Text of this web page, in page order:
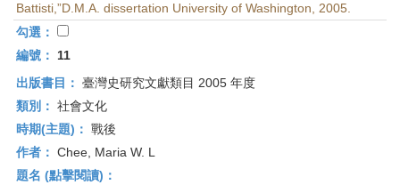
Battisti,”D.M.A. dissertation University of Washington, 2005.
勾選：
編號：
11
出版書目： 臺灣史研究文獻類目 2005 年度
類別： 社會文化
時期(主題)： 戰後
作者： Chee, Maria W. L
題名 (點擊閱讀)：